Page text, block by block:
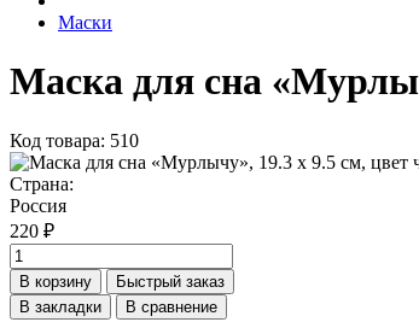
Маски
Маска для сна
Код товара: 510
Страна:
Россия
220 ₽
В корзину
Быстрый заказ
В закладки
В сравнение